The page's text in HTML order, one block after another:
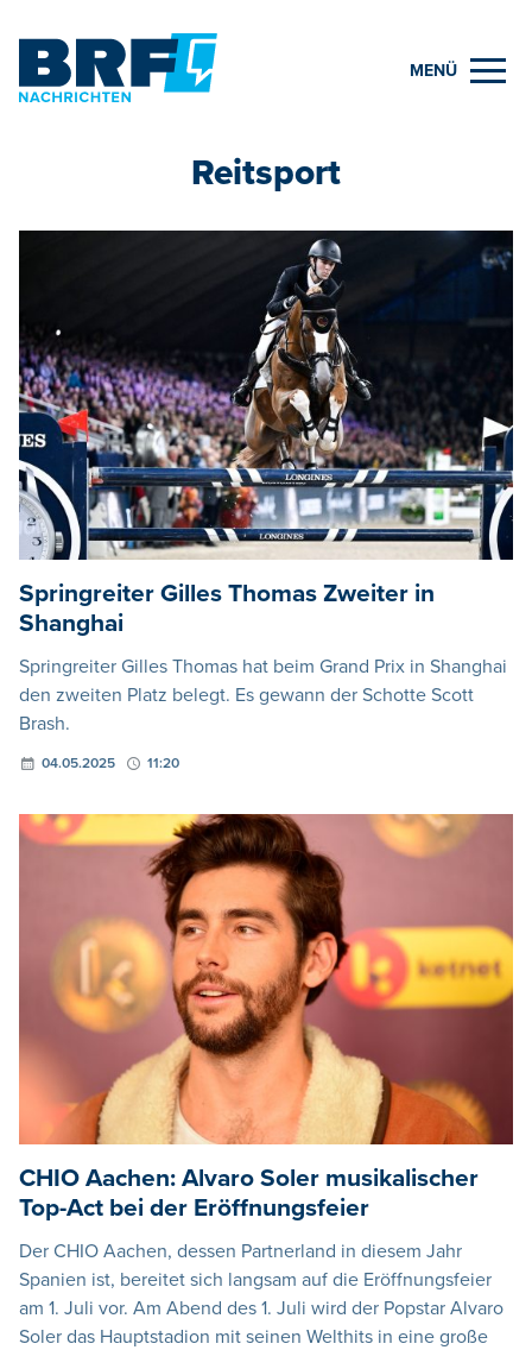
MENÜ
Reitsport
Springreiter Gilles Thomas Zweiter in
Shanghai
Springreiter Gilles Thomas hat beim Grand Prix in Shanghai
den zweiten Platz belegt. Es gewann der Schotte Scott
Brash.
04.05.2025 11:20
CHIO Aachen: Alvaro Soler musikalischer
Top-Act bei der Eröffnungsfeier
Der CHIO Aachen, dessen Partnerland in diesem Jahr
Spanien ist, bereitet sich langsam auf die Eröffnungsfeier
am 1. Juli vor. Am Abend des 1. Juli wird der Popstar Alvaro
Soler das Hauptstadion mit seinen Welthits in eine große